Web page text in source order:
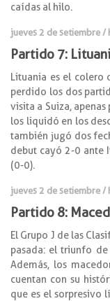
caídas al hilo.
jueves 2 de setiembre /
Partido 7:
Lituania es el colero
perdido los dos
visita a Suiza,
los liquidó en los
también jugó dos
debut cayó 2-0 ante
(0-0).
jueves 2 de setiembre /
Partido 8:
El Grupo J de las
pasada: el triunfo
Además, los
cuentan con su
que es el sorpresivo